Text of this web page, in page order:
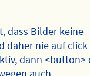
dass Bilder keine
daher nie auf click
dann <button>
auch